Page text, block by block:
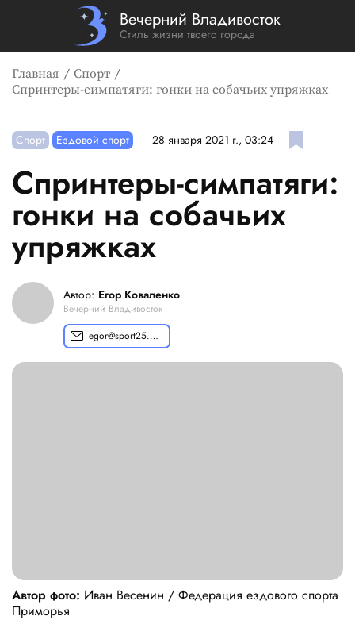
Вечерний Владивосток
Стиль жизни твоего города
Главная
Спорт
Спринтеры-симпатяги: гонки на собачьих упряжках
Спорт Ездовой спорт 28 января 2021 г., 03:24
Спринтеры-симпатяги:
гонки на собачьих
упряжках
Автор: Егор Коваленко
Вечерний Владивосток
egor@sport25.pro
Автор фото: Иван Весенин / Федерация ездового спорта
Приморья